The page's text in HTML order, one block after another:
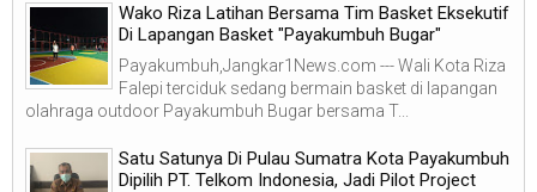
Wako Riza Latihan Bersama Tim Basket Eksekutif
Di Lapangan Basket "Payakumbuh Bugar"
Payakumbuh,Jangkar1News.com --- Wali Kota Riza
Falepi terciduk sedang bermain basket di lapangan
olahraga outdoor Payakumbuh Bugar bersama T...
Satu Satunya Di Pulau Sumatra Kota Payakumbuh
Dipilih PT. Telkom Indonesia, Jadi Pilot Project